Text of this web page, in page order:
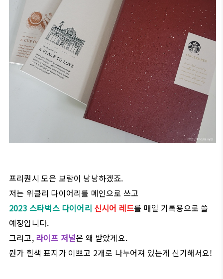
프리퀀시 모은 보람이 낭낭하겠죠.
저는 위클리 다이어리를 메인으로 쓰고
2023 스타벅스 다이어리 신시어 레드를 매일 기록용으로 쓸
예정입니다.
그리고, 라이프 저널은 왜 받았게요.
뭔가 흰색 표지가 이쁘고 2개로 나누어져 있는게 신기해서요!